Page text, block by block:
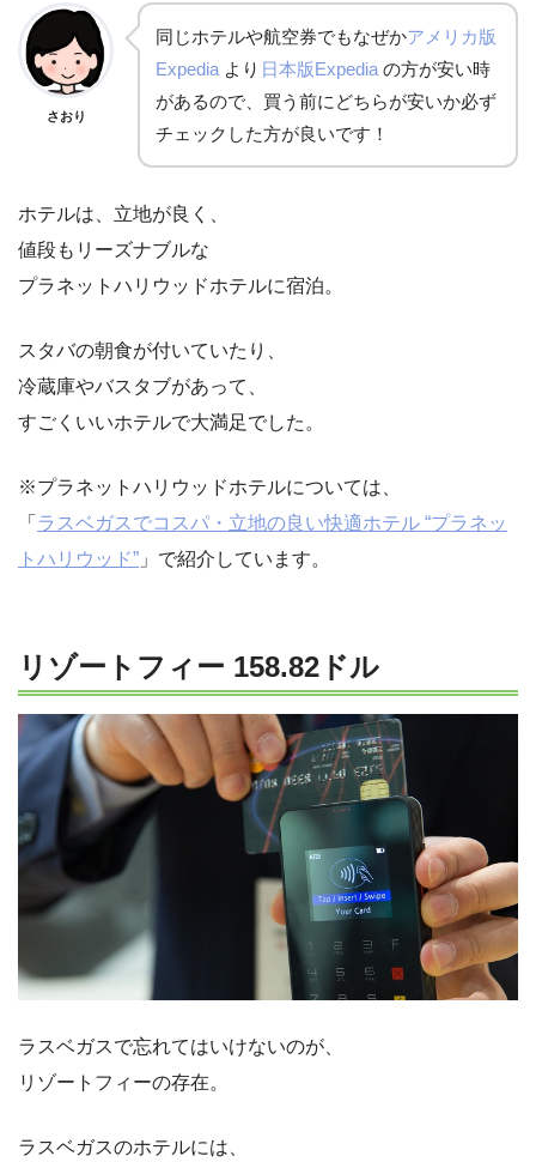
さおり
同じホテルや航空券でもなぜかアメリカ版
Expedia より 日本版Expedia の方が安い時
があるので、買う前にどちらが安いか必ず
チェックした方が良いです！
ホテルは、立地が良く、
値段もリーズナブルな
プラネットハリウッドホテルに宿泊。
スタバの朝食が付いていたり、
冷蔵庫やバスタブがあって、
すごくいいホテルで大満足でした。
※プラネットハリウッドホテルについては、
「 ラスベガスでコスパ・立地の良い快適ホテル “プラネッ
トハリウッド” 」で紹介しています。
リゾートフィー 158.82ドル
ラスベガスで忘れてはいけないのが、
リゾートフィーの存在。
ラスベガスのホテルには、